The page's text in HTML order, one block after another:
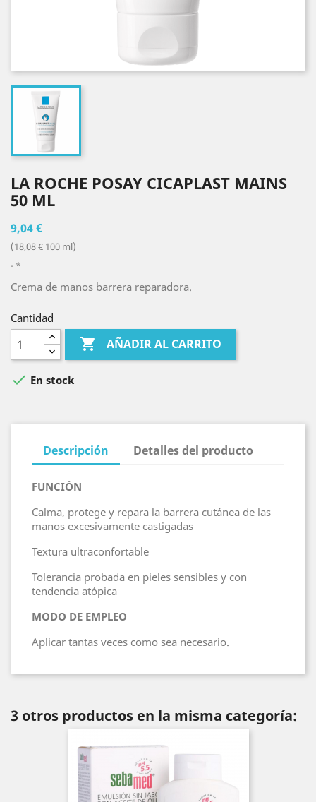
LA ROCHE POSAY CICAPLAST MAINS
50 ML
9,04 €
(18,08 € 100 ml)
*
Crema de manos barrera reparadora.
Cantidad
 AÑADIR AL CARRITO
 En stock
Descripción Detalles del producto
FUNCIÓN
Calma, protege y repara la barrera cutánea de las
manos excesivamente castigadas
Textura ultraconfortable
Tolerancia probada en pieles sensibles y con
tendencia atópica
MODO DE EMPLEO
Aplicar tantas veces como sea necesario.
3 otros productos en la misma categoría: